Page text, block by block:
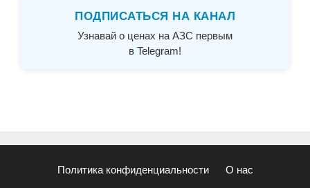
ПОДПИСАТЬСЯ НА КАНАЛ
Узнавай о ценах на АЗС первым
в Telegram!
Политика конфиденциальности О нас